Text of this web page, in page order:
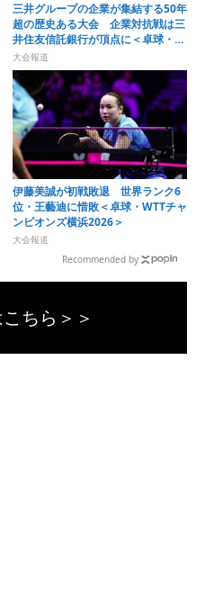
三井グループの企業が集結する50年
超の歴史ある大会 企業対抗戦は三
井住友信託銀行が頂点に＜卓球・オ
ール三井2026＞
大会報道
伊藤美誠が初戦敗退 世界ランク6
位・王藝迪に惜敗＜卓球・WTTチャ
ンピオンズ横浜2026＞
大会報道
Recommended by
ちら＞＞